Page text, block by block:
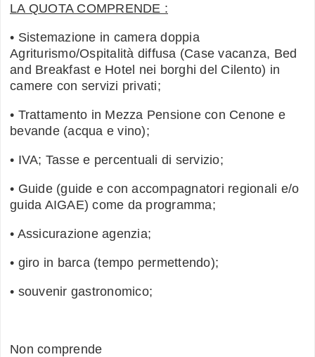
LA QUOTA COMPRENDE :
• Sistemazione in camera doppia
Agriturismo/Ospitalità diffusa (Case vacanza, Bed
and Breakfast e Hotel nei borghi del Cilento) in
camere con servizi privati;
• Trattamento in Mezza Pensione con Cenone e
bevande (acqua e vino);
• IVA; Tasse e percentuali di servizio;
• Guide (guide e con accompagnatori regionali e/o
guida AIGAE) come da programma;
• Assicurazione agenzia;
• giro in barca (tempo permettendo);
• souvenir gastronomico;
Non comprende